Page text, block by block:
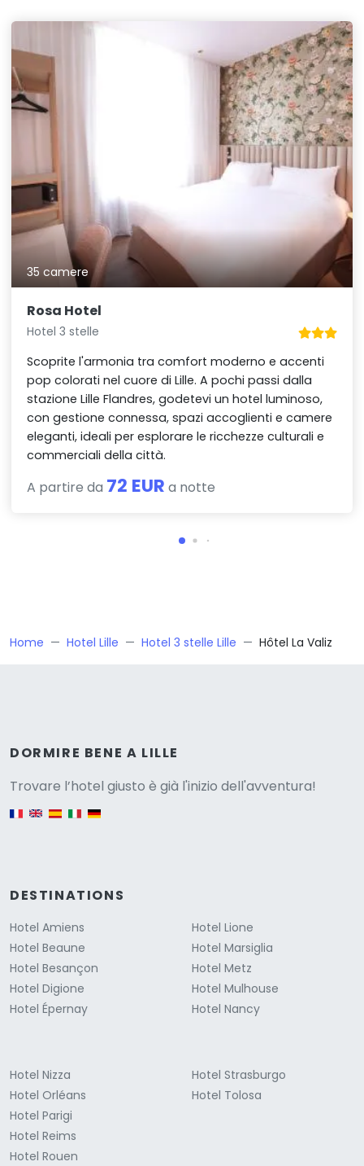
35 camere
Rosa Hotel
Hotel 3 stelle
Scoprite l'armonia tra comfort moderno e accenti
pop colorati nel cuore di Lille. A pochi passi dalla
stazione Lille Flandres, godetevi un hotel luminoso,
con gestione connessa, spazi accoglienti e camere
eleganti, ideali per esplorare le ricchezze culturali e
commerciali della città.
A partire da 72 EUR a notte
Home Hotel Lille Hotel 3 stelle Lille Hôtel La Valiz
DORMIRE BENE A LILLE
Trovare l’hotel giusto è già l'inizio dell'avventura!
English version
DESTINATIONS
Hotel Amiens
Hotel Beaune
Hotel Besançon
Hotel Digione
Hotel Épernay
Hotel Lione
Hotel Marsiglia
Hotel Metz
Hotel Mulhouse
Hotel Nancy
Hotel Nizza
Hotel Orléans
Hotel Parigi
Hotel Reims
Hotel Rouen
Hotel Strasburgo
Hotel Tolosa